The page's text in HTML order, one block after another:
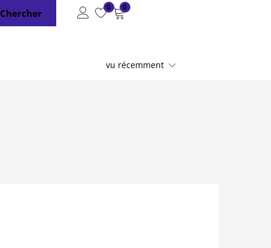
Chercher
0 0
vu récemment